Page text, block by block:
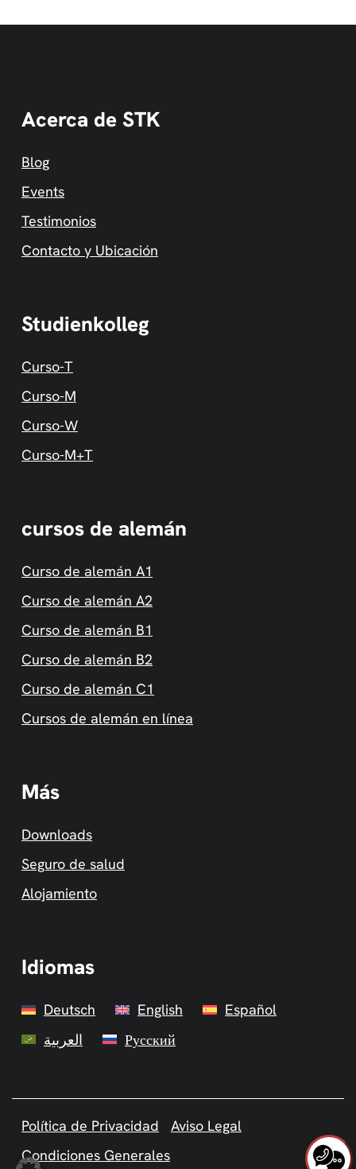
Acerca de STK
Blog
Events
Testimonios
Contacto y Ubicación
Studienkolleg
Curso-T
Curso-M
Curso-W
Curso-M+T
cursos de alemán
Curso de alemán A1
Curso de alemán A2
Curso de alemán B1
Curso de alemán B2
Curso de alemán C1
Cursos de alemán en línea
Más
Downloads
Seguro de salud
Alojamiento
Idiomas
Deutsch English
Español
العربية
Русский
Política de Privacidad
Aviso Legal
Condiciones Generales